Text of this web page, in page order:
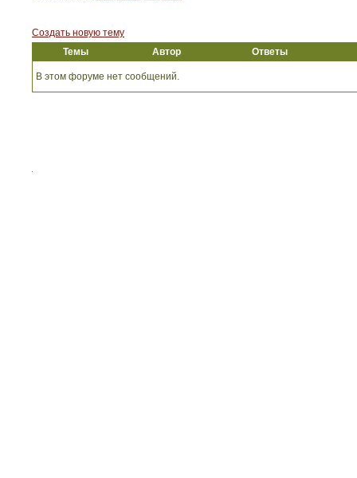
Создать новую тему
Темы
Автор Ответы
В этом форуме нет сообщений.